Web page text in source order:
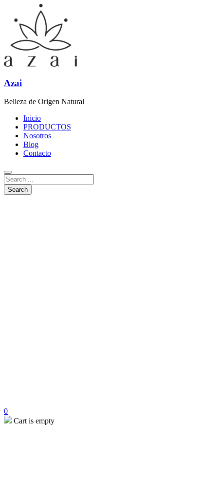
Azai
Belleza de Origen Natural
Inicio
PRODUCTOS
Nosotros
Blog
Contacto
0
Cart is empty